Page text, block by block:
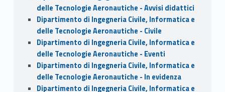
delle Tecnologie Aeronautiche - Avvisi didattici
Dipartimento di Ingegneria Civile, Informatica e
delle Tecnologie Aeronautiche - Civile
Dipartimento di Ingegneria Civile, Informatica e
delle Tecnologie Aeronautiche - Eventi
Dipartimento di Ingegneria Civile, Informatica e
delle Tecnologie Aeronautiche - In evidenza
Dipartimento di Ingegneria Civile, Informatica e